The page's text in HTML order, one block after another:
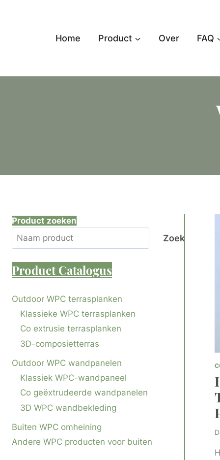
Home Product Over FAQ
Product zoeken
Zoek
ProductCatalogus
Outdoor WPC terrasplanken
Klassieke WPC terrasplanken
Co extrusie terrasplanken
3D-composietterras
Outdoor WPC wandpanelen
Klassiek WPC-wandpaneel
Co geëxtrudeerde wandpanelen
3D WPC wandbekleding
Buiten WPC omheining
Andere WPC producten voor buiten